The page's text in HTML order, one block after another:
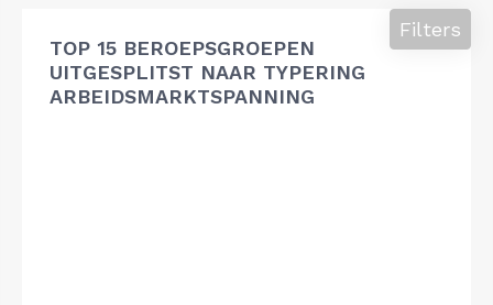
TOP 15 BEROEPSGROEPEN
UITGESPLITST NAAR TYPERING
ARBEIDSMARKTSPANNING
Filters